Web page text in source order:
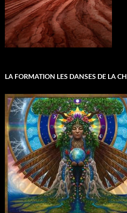
LA FORMATION LES DANSES DE LA